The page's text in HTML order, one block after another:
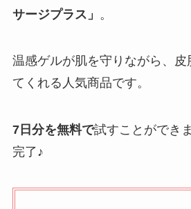
サージプラス」 。
温感ゲルが肌を守りながら、皮
てくれる人気商品です。
7日分を無料で試すことができ
完了♪